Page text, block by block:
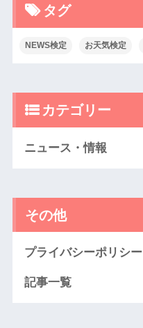
タグ
NEWS検定 お天気検定
カテゴリー
ニュース・情報
その他
プライバシーポリシー
記事一覧